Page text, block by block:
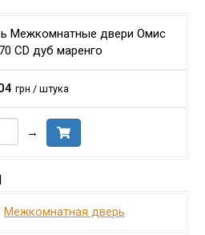
Межкомнатные двери Омис
CD дуб маренго
грн / штука
→
Межкомнатная дверь